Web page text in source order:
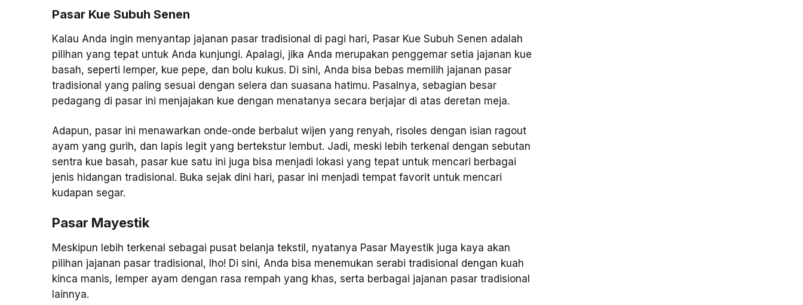
Pasar Kue Subuh Senen
Kalau Anda ingin menyantap jajanan pasar tradisional di pagi hari, Pasar Kue Subuh Senen adalah
pilihan yang tepat untuk Anda kunjungi. Apalagi, jika Anda merupakan penggemar setia jajanan kue
basah, seperti lemper, kue pepe, dan bolu kukus. Di sini, Anda bisa bebas memilih jajanan pasar
tradisional yang paling sesuai dengan selera dan suasana hatimu. Pasalnya, sebagian besar
pedagang di pasar ini menjajakan kue dengan menatanya secara berjajar di atas deretan meja.
Adapun, pasar ini menawarkan onde-onde berbalut wijen yang renyah, risoles dengan isian ragout
ayam yang gurih, dan lapis legit yang bertekstur lembut. Jadi, meski lebih terkenal dengan sebutan
sentra kue basah, pasar kue satu ini juga bisa menjadi lokasi yang tepat untuk mencari berbagai
jenis hidangan tradisional. Buka sejak dini hari, pasar ini menjadi tempat favorit untuk mencari
kudapan segar.
Pasar Mayestik
Meskipun lebih terkenal sebagai pusat belanja tekstil, nyatanya Pasar Mayestik juga kaya akan
pilihan jajanan pasar tradisional, lho! Di sini, Anda bisa menemukan serabi tradisional dengan kuah
kinca manis, lemper ayam dengan rasa rempah yang khas, serta berbagai jajanan pasar tradisional
lainnya.